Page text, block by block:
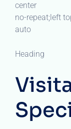
center
no-repeat;left
auto
Heading